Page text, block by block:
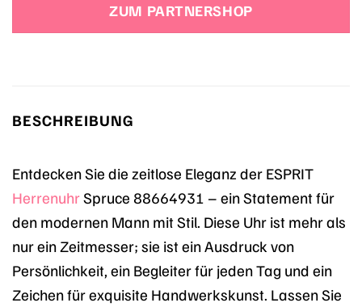
ZUM PARTNERSHOP
BESCHREIBUNG
Entdecken Sie die zeitlose Eleganz der ESPRIT
HerrenuhrSpruce 88664931 – ein Statement für
den modernen Mann mit Stil. Diese Uhr ist mehr als
nur ein Zeitmesser; sie ist ein Ausdruck von
Persönlichkeit, ein Begleiter für jeden Tag und ein
Zeichen für exquisite Handwerkskunst. Lassen Sie